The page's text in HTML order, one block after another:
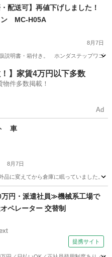
充電器
配送可】再値下げしました！
MC-H05A
8月7日
明書・箱付き。 ホンダステップワゴ
シエクル
！】家賃4万円以下多数
物件多数掲載！
Ad
ト 車
8月7日
品に変えてから倉庫に眠っていました。
、車外用品
円・派遣社員≫機械系工場で
ペレーター 交替制
提携サイト